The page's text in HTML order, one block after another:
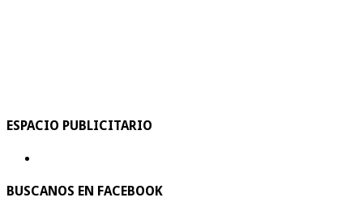
ESPACIO PUBLICITARIO
BUSCANOS EN FACEBOOK